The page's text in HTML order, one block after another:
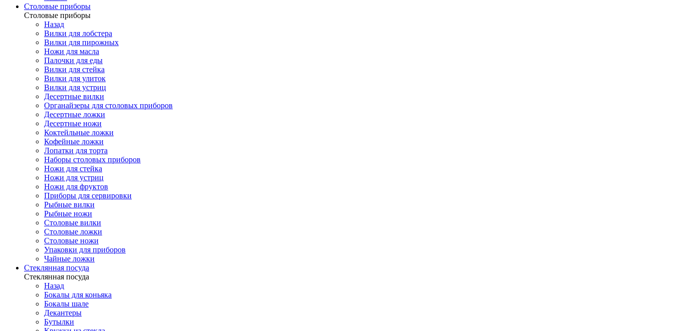
Cтоловые приборы
Cтоловые приборы
Назад
Вилки для лобстера
Вилки для пирожных
Ножи для масла
Палочки для еды
Вилки для стейка
Вилки для улиток
Вилки для устриц
Десертные вилки
Органайзеры для столовых приборов
Десертные ложки
Десертные ножи
Коктейльные ложки
Кофейные ложки
Лопатки для торта
Наборы столовых приборов
Ножи для стейка
Ножи для устриц
Ножи для фруктов
Приборы для сервировки
Рыбные вилки
Рыбные ножи
Столовые вилки
Столовые ложки
Столовые ножи
Упаковки для приборов
Чайные ложки
Стеклянная посуда
Стеклянная посуда
Назад
Бокалы для коньяка
Бокалы шале
Декантеры
Бутылки